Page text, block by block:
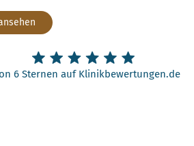
6 Sternen auf Klinikbewertungen.de